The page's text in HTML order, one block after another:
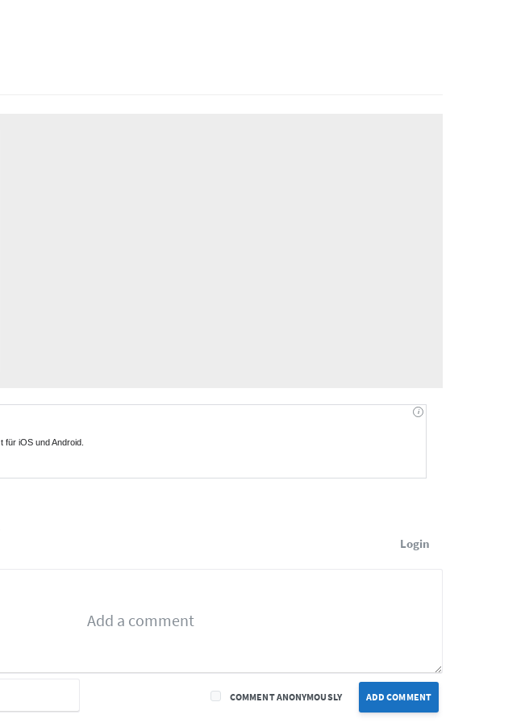
Login
ADD COMMENT
COMMENT ANONYMOUSLY